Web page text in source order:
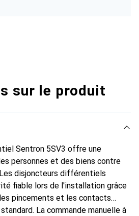
sur le produit
Sentron 5SV3 offre une
personnes et des biens contre
disjoncteurs différentiels
fiable lors de l'installation grâce
pincements et les contacts
La commande manuelle à